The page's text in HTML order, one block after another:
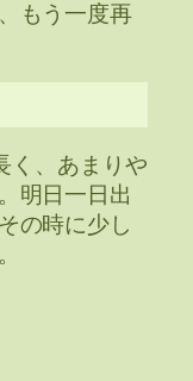
もう一度再
く、あまりや
明日一日出
の時に少し